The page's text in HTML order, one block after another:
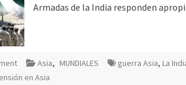
Armadas de la India responden
Asia, MUNDIALES guerra Asia, La
en Asia